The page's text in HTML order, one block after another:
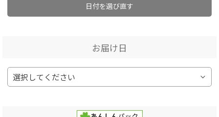
日付を選び直す
お届け日